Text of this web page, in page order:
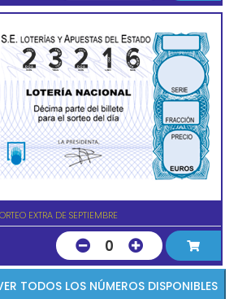
EXTRA DE SEPTIEMBRE
0
VER TODOS LOS NÚMEROS DISPONIBLES